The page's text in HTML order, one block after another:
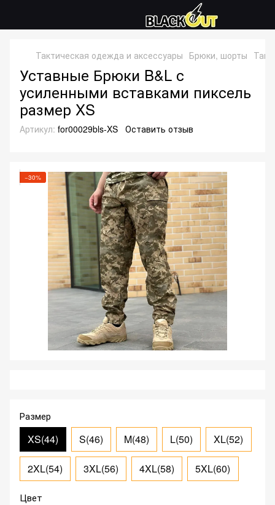
Тактическая одежда и аксессуары Брюки, шорты
Уставные Брюки B&L с
усиленными вставками пиксель
размер XS
Артикул: for00029bls-XS Оставить отзыв
−30%
Размер
XS(44) S(46) M(48) L(50) XL(52)
2XL(54) 3XL(56) 4XL(58) 5XL(60)
Цвет